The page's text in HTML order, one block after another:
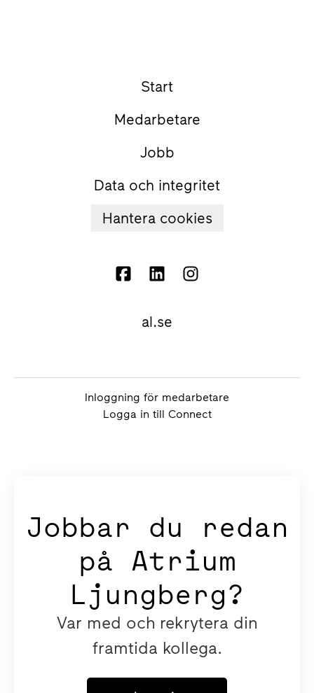
Start
Medarbetare
Jobb
Data och integritet
Hantera cookies
al.se
Inloggning för medarbetare
Logga in till Connect
Jobbar du redan
på Atrium
Ljungberg?
Var med och rekrytera din
framtida kollega.